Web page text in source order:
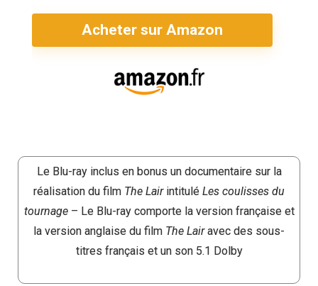
Acheter sur Amazon
Le Blu-ray inclus en bonus un documentaire sur la
réalisation du film The Lairintitulé Les coulisses du
tournage– Le Blu-ray comporte la version française et
la version anglaise du film The Lairavec des sous-
titres français et un son 5.1 Dolby